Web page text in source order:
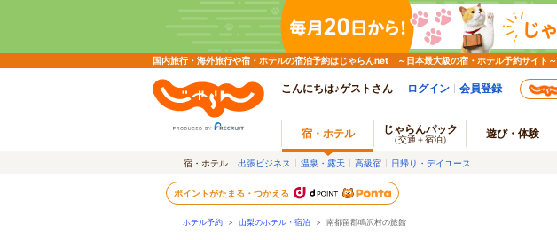
国内旅行・海外旅行や宿・ホテルの宿泊予約はじゃらんnet ～日本最大級の宿・ホテル予約サイト～
こんにちは♪ゲストさん ログイン 会員登録
宿・ホテル じゃらんパック
（交通＋宿泊） 遊び・体験
宿・ホテル 出張ビジネス 温泉・露天 高級宿 日帰り・デイユース
ポイントがたまる・つかえる
ホテル予約 > 山梨のホテル・宿泊 > 南都留郡鳴沢村の旅館